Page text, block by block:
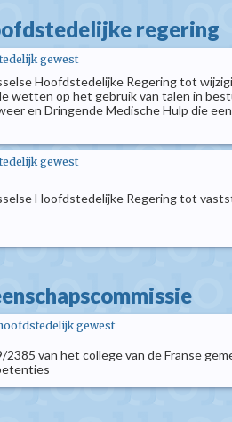
regering
gewest
Hoofdstedelijke Regering tot
wetten op het gebruik van talen in
en Dringende Medische Hulp die
gewest
Hoofdstedelijke Regering tot
gewest
2385 van het college van de Franse